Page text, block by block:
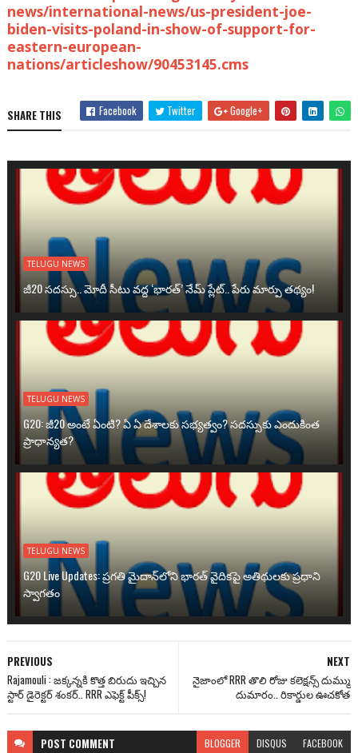
news/international-news/us-president-joe-
biden-visits-poland-in-show-of-support-for-
eastern-european-
nations/articleshow/90453145.cms
SHARE THIS Facebook Twitter Google+
TELUGU NEWS
జీ20 సదస్సు.. మోదీ సీటు వద్ద ‘భారత్’ నేమ్ ప్లేట్‌.. పేరు మార్పు తథ్యం!
TELUGU NEWS
G20: జీ20 అంటే ఏంటి? ఏ ఏ దేశాలకు సభ్యత్వం? సదస్సుకు ఎందుకింత
ప్రాధాన్యత?
TELUGU NEWS
G20 Live Updates: ప్రగతి మైదాన్‌లోని భారత్ వైదికపై అతిథులకు ప్రధాని
స్వాగతం
NEXT
నైజాంలో RRR తొలి రోజు కలెక్షన్స్ దుమ్ము
దుమారం.. రికార్డుల ఊచకోత
PREVIOUS
Rajamouli : జ‌క్క‌న్న‌కి కొత్త బిరుదు ఇచ్చిన
స్టార్ డైరెక్ట‌ర్ శంక‌ర్‌.. RRR ఎఫెక్ట్ పీక్స్!
POST COMMENT BLOGGER DISQUS FACEBOOK